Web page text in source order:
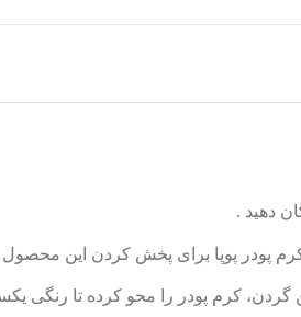
دهید .
کرم پودر پوپا برای پخش کردن این
گردن، کرم پودر را محو کرده تا